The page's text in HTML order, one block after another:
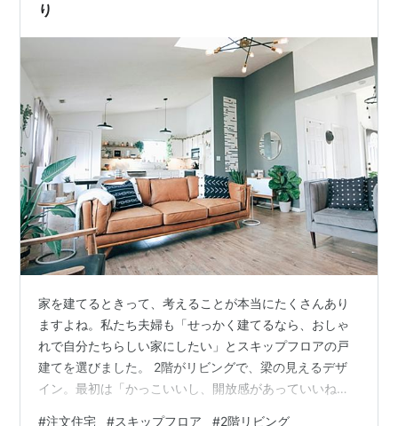
り
家を建てるときって、考えることが本当にたくさんあり
ますよね。私たち夫婦も「せっかく建てるなら、おしゃ
れで自分たちらしい家にしたい」とスキップフロアの戸
建てを選びました。 2階がリビングで、梁の見えるデザ
イン。最初は「かっこいいし、開放感があっていいね」
#注文住宅 #スキップフロア #2階リビング